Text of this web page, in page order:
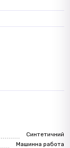
Синтетичний
Машинна работа